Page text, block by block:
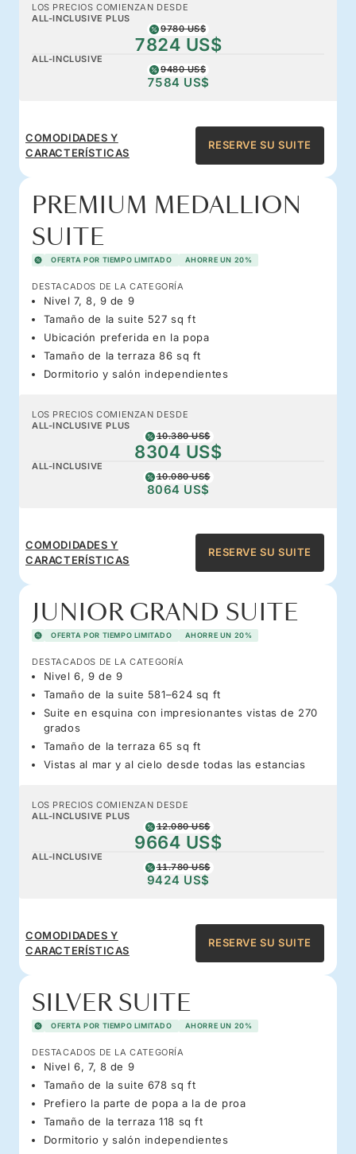
LOS PRECIOS COMIENZAN DESDE
ALL-INCLUSIVE PLUS
9780 US$
7824 US$
ALL-INCLUSIVE
9480 US$
7584 US$
COMODIDADES Y
CARACTERÍSTICAS
RESERVE SU SUITE
PREMIUM MEDALLION
SUITE
OFERTA POR TIEMPO LIMITADO AHORRE UN 20%
DESTACADOS DE LA CATEGORÍA
Nivel 7, 8, 9 de 9
Tamaño de la suite 527 sq ft
Ubicación preferida en la popa
Tamaño de la terraza 86 sq ft
Dormitorio y salón independientes
LOS PRECIOS COMIENZAN DESDE
ALL-INCLUSIVE PLUS
10.380 US$
8304 US$
ALL-INCLUSIVE
10.080 US$
8064 US$
COMODIDADES Y
CARACTERÍSTICAS
RESERVE SU SUITE
JUNIOR GRAND SUITE
OFERTA POR TIEMPO LIMITADO AHORRE UN 20%
DESTACADOS DE LA CATEGORÍA
Nivel 6, 9 de 9
Tamaño de la suite 581–624 sq ft
Suite en esquina con impresionantes vistas de 270
grados
Tamaño de la terraza 65 sq ft
Vistas al mar y al cielo desde todas las estancias
LOS PRECIOS COMIENZAN DESDE
ALL-INCLUSIVE PLUS
12.080 US$
9664 US$
ALL-INCLUSIVE
11.780 US$
9424 US$
COMODIDADES Y
CARACTERÍSTICAS
RESERVE SU SUITE
SILVER SUITE
OFERTA POR TIEMPO LIMITADO AHORRE UN 20%
DESTACADOS DE LA CATEGORÍA
Nivel 6, 7, 8 de 9
Tamaño de la suite 678 sq ft
Prefiero la parte de popa a la de proa
Tamaño de la terraza 118 sq ft
Dormitorio y salón independientes